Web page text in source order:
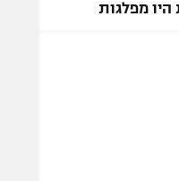
מפלגות